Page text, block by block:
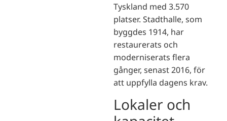
Tyskland med 3.570
platser. Stadthalle, som
byggdes 1914, har
restaurerats och
moderniserats flera
gånger, senast 2016, för
att uppfylla dagens krav.
Lokaler och